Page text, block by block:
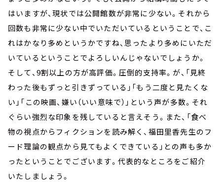
はいますが、現状では公開館数が非常に少ない。それから
回数も非常に少ない中でいただいているということで、こ
れはかなり多めというかですね、思ったより多めにいただ
いているということでよろしいんじゃないでしょうか。
そして、9割以上の方が高評価。圧倒的支持率。が、「見終
わった後もずっと引きずっている」「もう二度と見たくな
い」「この映画、嫌い（いい意味で）」という声が多数。それ
ぐらい強烈な印象を残していると言えそう。また、「食べ
物の視点からフィクションを読み解く、福田里香先生のフ
ード理論の観点から見てもよくできている」との声も多か
ったということでございます。代表的なところをご紹介
いたしましょう。